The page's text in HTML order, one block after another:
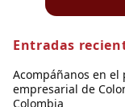
Entradas
Acompáñanos en
empresarial de
Colombia